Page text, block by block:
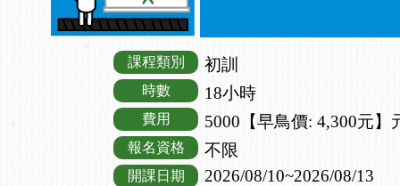
課程類別 初訓
時數 18小時
費用 5000【早鳥價: 4,300元】
報名資格 不限
開課日期 2026/08/10~2026/08/13